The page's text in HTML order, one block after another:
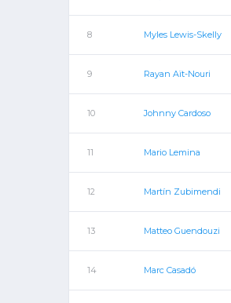
8 Myles Lewis-Skelly
9 Rayan Aït-Nouri
10 Johnny Cardoso
11 Mario Lemina
12 Martín Zubimendi
13 Matteo Guendouzi
14 Marc Casadó